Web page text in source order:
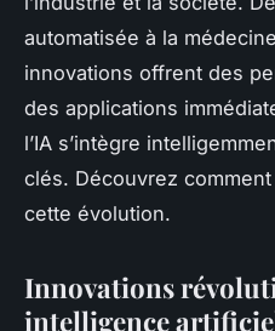
automatisée à la
innovations offrent des
des applications
l’IA s’intègre
clés. Découvrez
cette évolution.
Innovations
intelligence